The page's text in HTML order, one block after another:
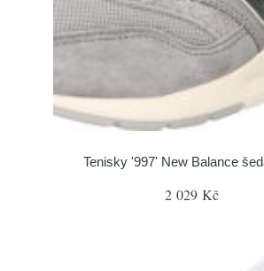
Tenisky '997' New Balance
2 029 Kč